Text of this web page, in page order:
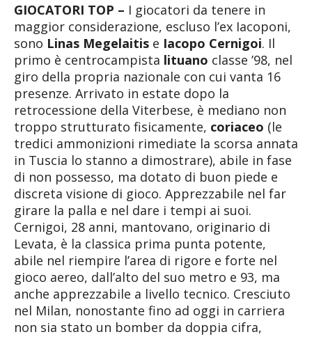
GIOCATORI TOP – I giocatori da tenere in
maggior considerazione, escluso l’ex Iacoponi,
sono Linas Megelaitis e Iacopo Cernigoi. Il
primo è centrocampista lituano classe ’98, nel
giro della propria nazionale con cui vanta 16
presenze. Arrivato in estate dopo la
retrocessione della Viterbese, è mediano non
troppo strutturato fisicamente, coriaceo (le
tredici ammonizioni rimediate la scorsa annata
in Tuscia lo stanno a dimostrare), abile in fase
di non possesso, ma dotato di buon piede e
discreta visione di gioco. Apprezzabile nel far
girare la palla e nel dare i tempi ai suoi.
Cernigoi, 28 anni, mantovano, originario di
Levata, è la classica prima punta potente,
abile nel riempire l’area di rigore e forte nel
gioco aereo, dall’alto del suo metro e 93, ma
anche apprezzabile a livello tecnico. Cresciuto
nel Milan, nonostante fino ad oggi in carriera
non sia stato un bomber da doppia cifra,